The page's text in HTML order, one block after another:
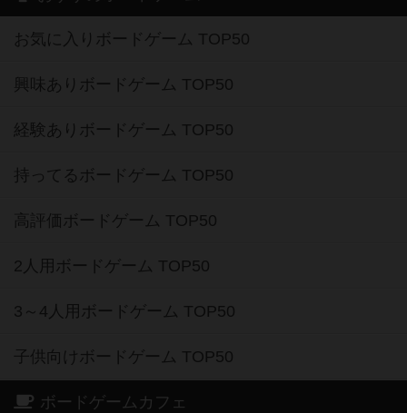
お気に入りボードゲーム TOP50
興味ありボードゲーム TOP50
経験ありボードゲーム TOP50
持ってるボードゲーム TOP50
高評価ボードゲーム TOP50
2人用ボードゲーム TOP50
3～4人用ボードゲーム TOP50
子供向けボードゲーム TOP50
ボードゲームカフェ